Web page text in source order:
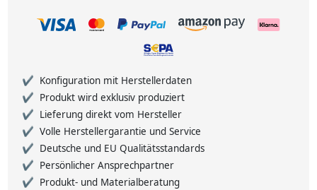
Konfiguration mit Herstellerdaten
Produkt wird exklusiv produziert
Lieferung direkt vom Hersteller
Volle Herstellergarantie und Service
Deutsche und EU Qualitätsstandards
Persönlicher Ansprechpartner
Produkt- und Materialberatung